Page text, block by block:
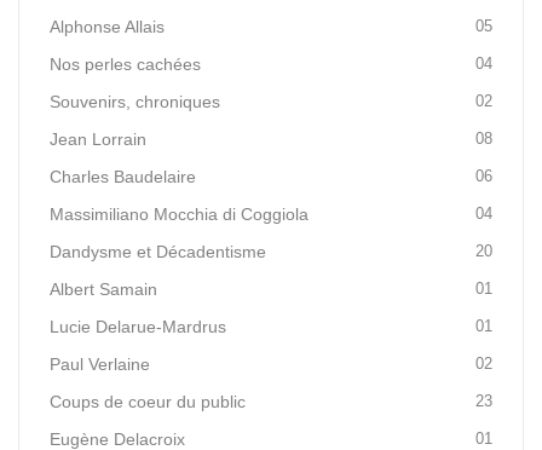
Alphonse Allais 05
Nos perles cachées 04
Souvenirs, chroniques 02
Jean Lorrain 08
Charles Baudelaire 06
Massimiliano Mocchia di Coggiola 04
Dandysme et Décadentisme 20
Albert Samain 01
Lucie Delarue-Mardrus 01
Paul Verlaine 02
Coups de coeur du public 23
Eugène Delacroix 01